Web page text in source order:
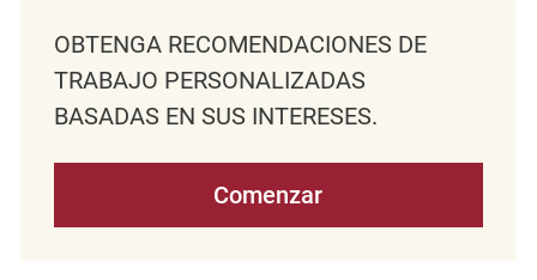
OBTENGA RECOMENDACIONES DE
TRABAJO PERSONALIZADAS
BASADAS EN SUS INTERESES.
Comenzar